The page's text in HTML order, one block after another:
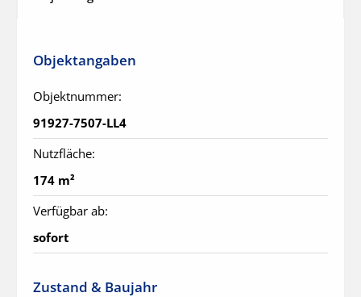
Objektangaben
Objektnummer:
91927-7507-LL4
Nutzfläche:
174 m²
Verfügbar ab:
sofort
Zustand & Baujahr